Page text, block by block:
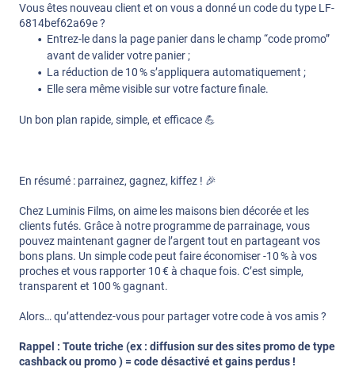
Vous êtes nouveau client et on vous a donné un code du type LF-
6814bef62a69e ?
Entrez-le dans la page panier dans le champ “code promo”
avant de valider votre panier ;
La réduction de 10 % s’appliquera automatiquement ;
Elle sera même visible sur votre facture finale.
Un bon plan rapide, simple, et efficace 💪
En résumé : parrainez, gagnez, kiffez ! 🎉
Chez Luminis Films, on aime les maisons bien décorée et les
clients futés. Grâce à notre programme de parrainage, vous
pouvez maintenant gagner de l’argent tout en partageant vos
bons plans. Un simple code peut faire économiser -10 % à vos
proches et vous rapporter 10 € à chaque fois. C’est simple,
transparent et 100 % gagnant.
Alors… qu’attendez-vous pour partager votre code à vos amis ?
Rappel : Toute triche (ex : diffusion sur des sites promo de type
cashback ou promo ) = code désactivé et gains perdus !